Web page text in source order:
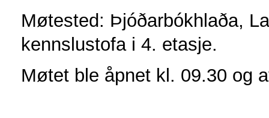
Møtested: Þjóðarbókhlaða,
kennslustofa i 4. etasje.
Møtet ble åpnet kl. 09.30 og